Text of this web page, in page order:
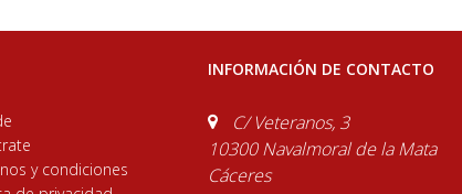
y condiciones
INFORMACIÓN DE CONTACTO
C/ Veteranos, 3
10300 Navalmoral de la Mata
Cáceres